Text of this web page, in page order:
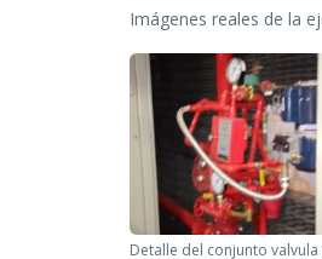
Imágenes reales de la
Detalle del conjunto valvula